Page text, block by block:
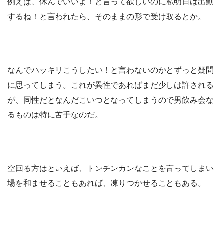
するね！と言われたら、そのままの形で受け取るとか。
なんでハッキリこうしたい！と言わないのかとずっと疑問
に思ってしまう。これが異性であればまだ少しは許される
が、同性だとなんだこいつとなってしまうので男飲み会な
るものは特に苦手なのだ。
空回る方はといえば、トンチンカンなことを言ってしまい
場を和ませることもあれば、凍りつかせることもある。